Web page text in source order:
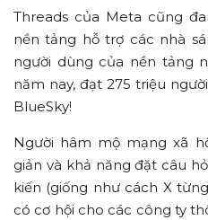
Threads của Meta cũng
nền tảng hỗ trợ các nhà
người dùng của nền tảng
năm nay, đạt 275 triệu
BlueSky!
Người hâm mộ mạng xã
giản và khả năng đặt câu
kiến (giống như cách X
có cơ hội cho các công ty